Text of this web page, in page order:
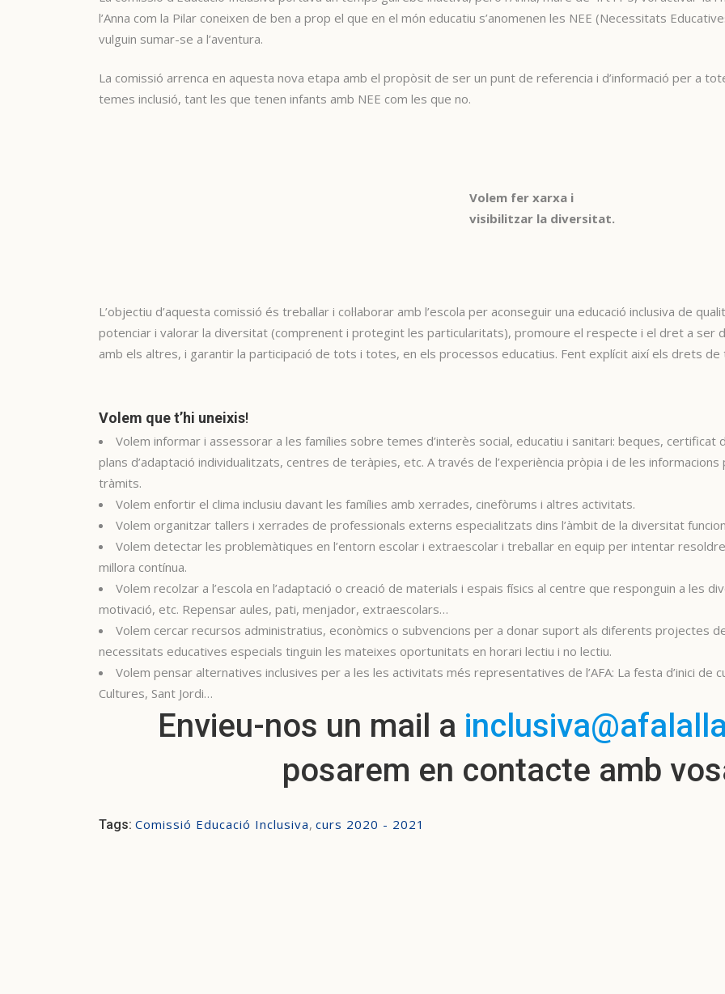
l’Anna com la Pilar coneixen de ben a prop el que en el món educatiu s’anomenen les NEE (Necessitats
vulguin sumar-se a l’aventura.
La comissió arrenca en aquesta nova etapa amb el propòsit de ser un punt de referencia i d’informació per a
temes inclusió, tant les que tenen infants amb NEE com les que no.
Volem fer xarxa i
visibilitzar la diversitat.
L’objectiu d’aquesta comissió és treballar i col·laborar amb l’escola per aconseguir una educació inclusiva de
potenciar i valorar la diversitat (comprenent i protegint les particularitats), promoure el respecte i el dret a ser
amb els altres, i garantir la participació de tots i totes, en els processos educatius. Fent explícit així els drets
Volem que t’hi uneixis!
Volem informar i assessorar a les famílies sobre temes d’interès social, educatiu i sanitari: beques, certificat
plans d’adaptació individualitzats, centres de teràpies, etc. A través de l’experiència pròpia i de les
tràmits.
Volem enfortir el clima inclusiu davant les famílies amb xerrades, cinefòrums i altres activitats.
Volem organitzar tallers i xerrades de professionals externs especialitzats dins l’àmbit de la diversitat
Volem detectar les problemàtiques en l’entorn escolar i extraescolar i treballar en equip per intentar
millora contínua.
Volem recolzar a l’escola en l’adaptació o creació de materials i espais físics al centre que responguin a les
motivació, etc. Repensar aules, pati, menjador, extraescolars…
Volem cercar recursos administratius, econòmics o subvencions per a donar suport als diferents projectes
necessitats educatives especials tinguin les mateixes oportunitats en horari lectiu i no lectiu.
Volem pensar alternatives inclusives per a les les activitats més representatives de l’AFA: La festa d’inici de
Cultures, Sant Jordi…
Envieu-nos un mail a
posarem en contacte amb
Tags: Comissió Educació Inclusiva, curs 2020 - 2021